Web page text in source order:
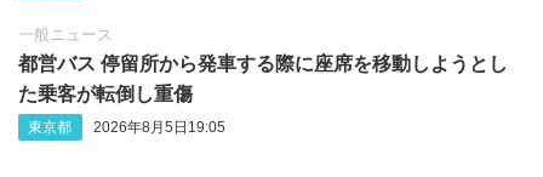
一般ニュース
都営バス 停留所から発車する際に座席を移動しようとし
た乗客が転倒し重傷
東京都 2026年8月5日19:05